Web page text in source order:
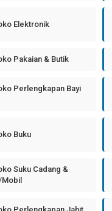
Elektronik
Pakaian & Butik
Perlengkapan Bayi
Buku
Suku Cadang &